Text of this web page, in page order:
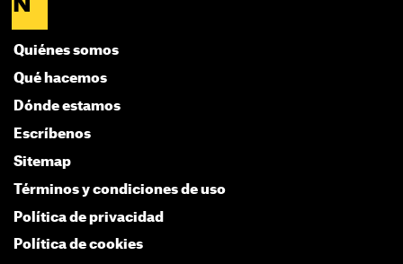
Quiénes somos
Qué hacemos
Dónde estamos
Escríbenos
Sitemap
Términos y condiciones de uso
Política de privacidad
Política de cookies